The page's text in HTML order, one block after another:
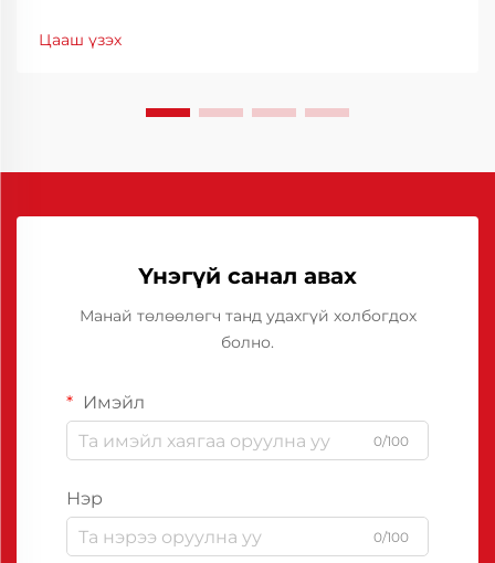
байдаг. Молдын ажиллагааг оновчлох нь циклийн
Цааш үзэх
Үнэгүй санал авах
Манай төлөөлөгч танд удахгүй холбогдох
болно.
Имэйл
0/100
Нэр
0/100